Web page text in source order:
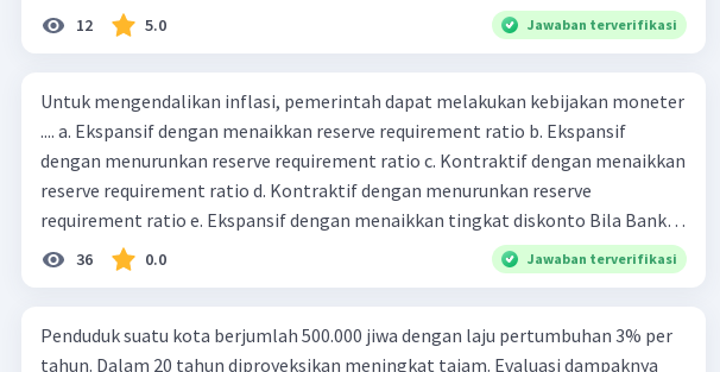
12 5.0 Jawaban terverifikasi
Untuk mengendalikan inflasi, pemerintah dapat melakukan kebijakan moneter
.... a. Ekspansif dengan menaikkan reserve requirement ratio b. Ekspansif
dengan menurunkan reserve requirement ratio c. Kontraktif dengan menaikkan
reserve requirement ratio d. Kontraktif dengan menurunkan reserve
requirement ratio e. Ekspansif dengan menaikkan tingkat diskonto Bila Bank
Indonesia melakukan kebijakan moneter ekspansif, ceteris paribus maka .... a.
Menimbulkan inflasi di mana bentuk kurva jumlah uang beredar (penawaran
kurva jumlah uang beredar (penawaran uang) naik dari kiri bawah ke kanan atas
36 0.0 Jawaban terverifikasi
Penduduk suatu kota berjumlah 500.000 jiwa dengan laju pertumbuhan 3% per
tahun. Dalam 20 tahun diproyeksikan meningkat tajam. Evaluasi dampaknya